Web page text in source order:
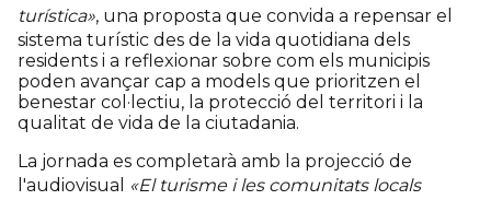
turística», una proposta que convida a repensar el
sistema turístic des de la vida quotidiana dels
residents i a reflexionar sobre com els municipis
poden avançar cap a models que prioritzen el
benestar col·lectiu, la protecció del territori i la
qualitat de vida de la ciutadania.
La jornada es completarà amb la projecció de
l'audiovisual
«El turisme i les comunitats locals